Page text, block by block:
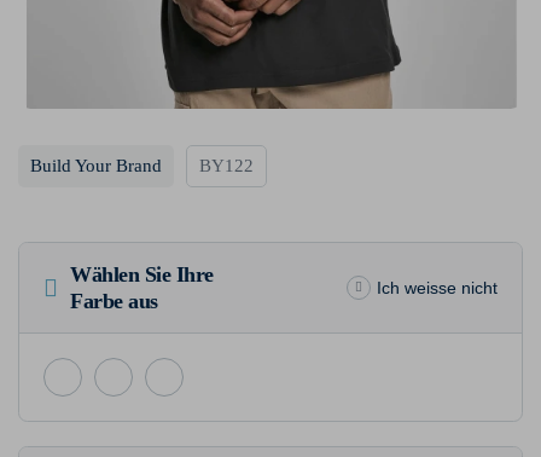
Build Your Brand BY122
Wählen Sie Ihre
Farbe aus
Ich weisse nicht